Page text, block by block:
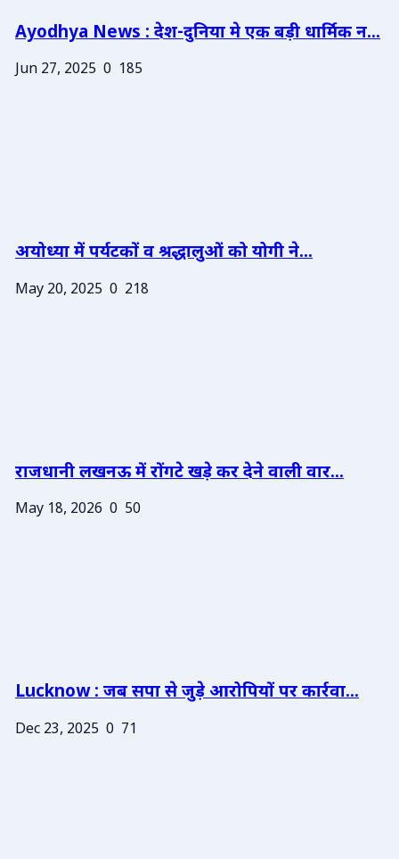
Ayodhya News : देश-दुनिया मे एक बड़ी धार्मिक न...
Jun 27, 2025 0 185
अयोध्या में पर्यटकों व श्रद्धालुओं को योगी ने...
May 20, 2025 0 218
राजधानी लखनऊ में रोंगटे खड़े कर देने वाली वार...
May 18, 2026 0 50
Lucknow : जब सपा से जुड़े आरोपियों पर कार्रवा...
Dec 23, 2025 0 71